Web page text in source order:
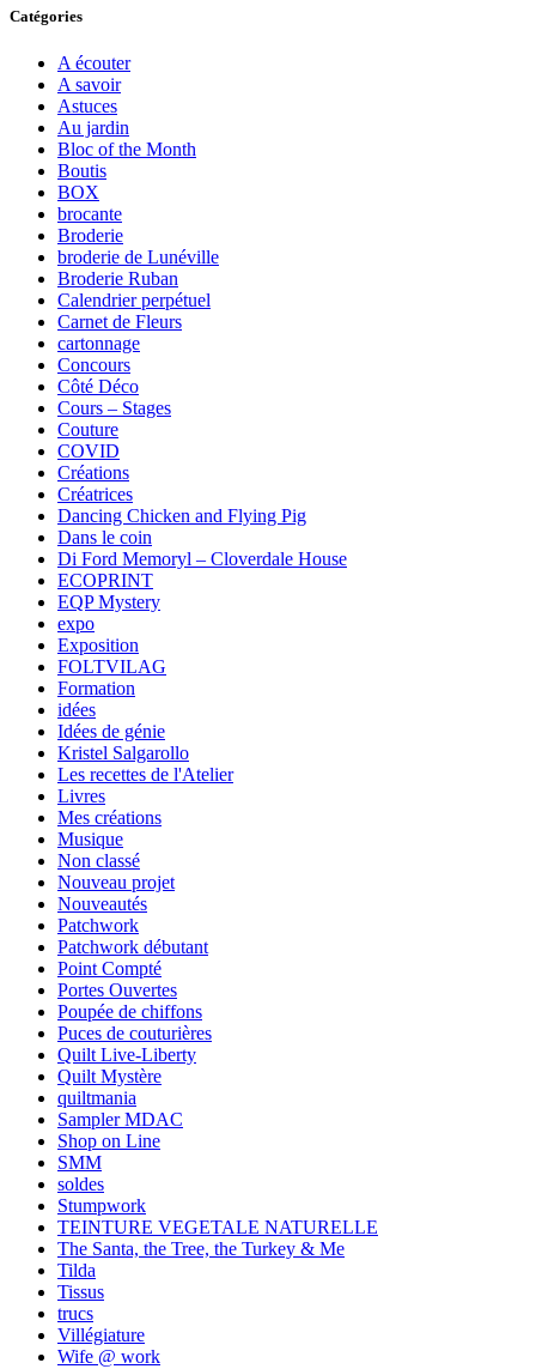
Catégories
A écouter
A savoir
Astuces
Au jardin
Bloc of the Month
Boutis
BOX
brocante
Broderie
broderie de Lunéville
Broderie Ruban
Calendrier perpétuel
Carnet de Fleurs
cartonnage
Concours
Côté Déco
Cours – Stages
Couture
COVID
Créations
Créatrices
Dancing Chicken and Flying Pig
Dans le coin
Di Ford Memoryl – Cloverdale House
ECOPRINT
EQP Mystery
expo
Exposition
FOLTVILAG
Formation
idées
Idées de génie
Kristel Salgarollo
Les recettes de l'Atelier
Livres
Mes créations
Musique
Non classé
Nouveau projet
Nouveautés
Patchwork
Patchwork débutant
Point Compté
Portes Ouvertes
Poupée de chiffons
Puces de couturières
Quilt Live-Liberty
Quilt Mystère
quiltmania
Sampler MDAC
Shop on Line
SMM
soldes
Stumpwork
TEINTURE VEGETALE NATURELLE
The Santa, the Tree, the Turkey & Me
Tilda
Tissus
trucs
Villégiature
Wife @ work